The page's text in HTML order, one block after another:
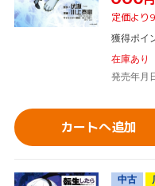
定価より
獲得ポイ
在庫あり
発売年月
カートへ追加
中古